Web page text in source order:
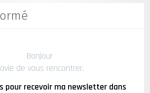
Bonjour
de vous rencontrer.
pour recevoir ma newsletter dans